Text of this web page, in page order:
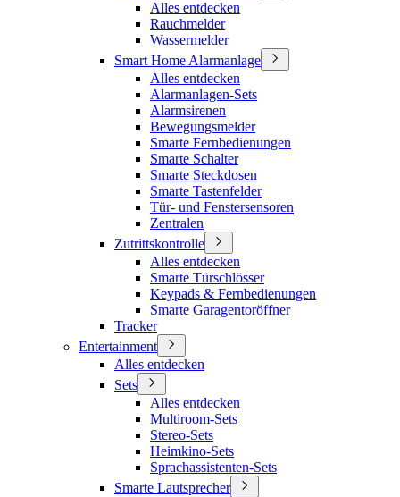
Alles entdecken
Rauchmelder
Wassermelder
Smart Home Alarmanlage
Alles entdecken
Alarmanlagen-Sets
Alarmsirenen
Bewegungsmelder
Smarte Fernbedienungen
Smarte Schalter
Smarte Steckdosen
Smarte Tastenfelder
Tür- und Fenstersensoren
Zentralen
Zutrittskontrolle
Alles entdecken
Smarte Türschlösser
Keypads & Fernbedienungen
Smarte Garagentoröffner
Tracker
Entertainment
Alles entdecken
Sets
Alles entdecken
Multiroom-Sets
Stereo-Sets
Heimkino-Sets
Sprachassistenten-Sets
Smarte Lautsprecher